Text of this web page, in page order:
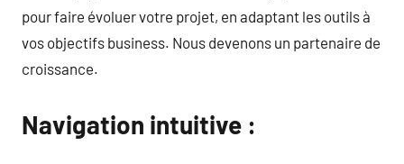
pour faire évoluer votre projet, en adaptant les outils à
vos objectifs business. Nous devenons un partenaire de
croissance.
Navigation intuitive :